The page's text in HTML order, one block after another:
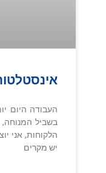
העבודה היום
בשביל
הלקוחות, אני
יש מקרים